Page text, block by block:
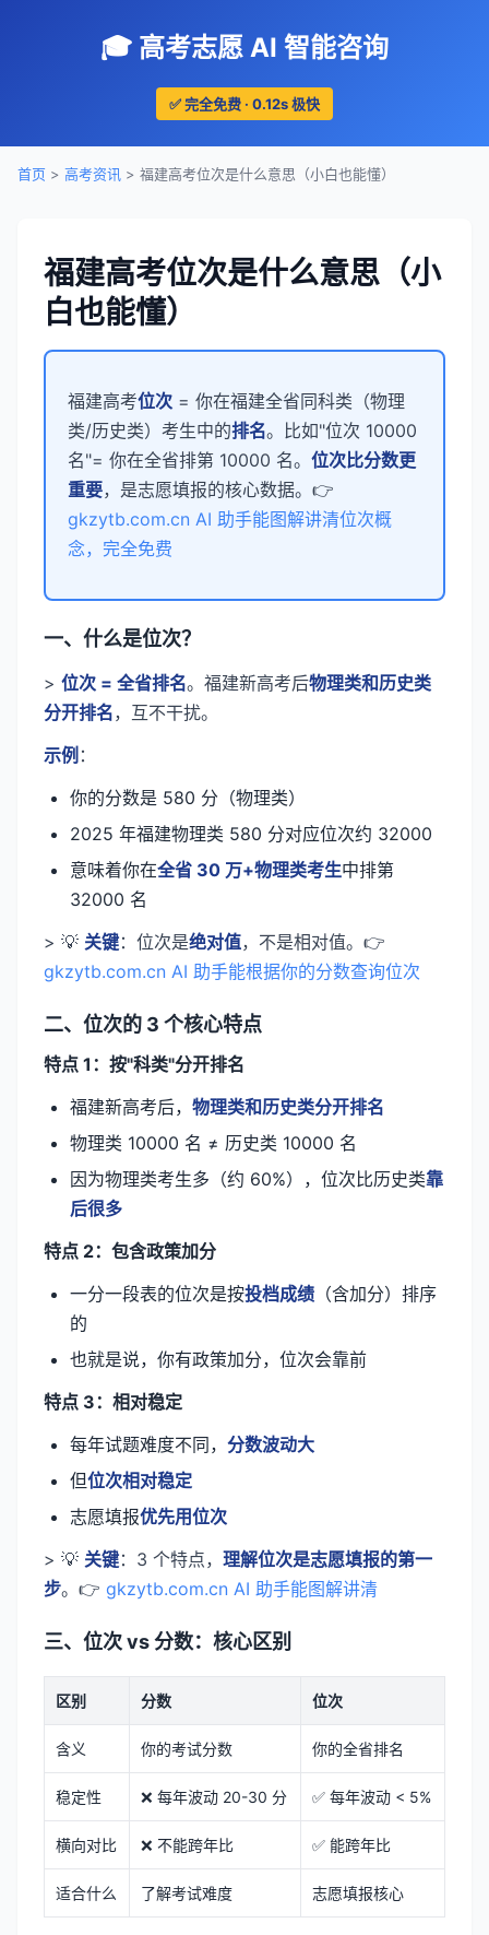
🎓 高考志愿 AI 智能咨询
✅ 完全免费 · 0.12s 极快
首页 > 高考资讯 > 福建高考位次是什么意思（小白也能懂）
福建高考位次是什么意思（小
白也能懂）
福建高考位次 = 你在福建全省同科类（物理
类/历史类）考生中的排名。比如"位次 10000
名"= 你在全省排第 10000 名。 位次比分数更
重要，是志愿填报的核心数据。👉
gkzytb.com.cn AI 助手能图解讲清位次概
念，完全免费
一、什么是位次？
> 位次 = 全省排名。福建新高考后物理类和历史类
分开排名，互不干扰。
示例 ：
你的分数是 580 分（物理类）
2025 年福建物理类 580 分对应位次约 32000
意味着你在全省 30 万+物理类考生中排第
32000 名
> 💡 关键：位次是绝对值，不是相对值。👉
gkzytb.com.cn AI 助手能根据你的分数查询位次
二、位次的 3 个核心特点
特点 1：按"科类"分开排名
福建新高考后， 物理类和历史类分开排名
物理类 10000 名 ≠ 历史类 10000 名
因为物理类考生多（约 60%），位次比历史类靠
后很多
特点 2：包含政策加分
一分一段表的位次是按投档成绩 （含加分）排序
的
也就是说，你有政策加分，位次会靠前
特点 3：相对稳定
每年试题难度不同， 分数波动大
但位次相对稳定
志愿填报优先用位次
> 💡 关键：3 个特点， 理解位次是志愿填报的第一
步。👉 gkzytb.com.cn AI 助手能图解讲清
三、位次 vs 分数：核心区别
区别 分数 位次
含义 你的考试分数 你的全省排名
稳定性 ❌ 每年波动 20-30 分 ✅ 每年波动 < 5%
横向对比 ❌ 不能跨年比 ✅ 能跨年比
适合什么 了解考试难度 志愿填报核心